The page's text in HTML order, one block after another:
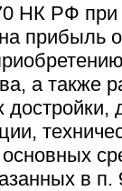
НК РФ
прибыль
а также
в